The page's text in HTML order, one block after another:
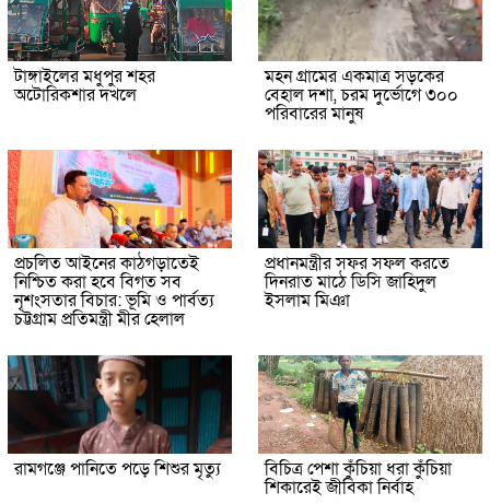
টাঙ্গাইলের মধুপুর শহর
অটোরিকশার দখলে
মহন গ্রামের একমাত্র সড়কের
বেহাল দশা, চরম দুর্ভোগে ৩০০
পরিবারের মানুষ
প্রচলিত আইনের কাঠগড়াতেই
নিশ্চিত করা হবে বিগত সব
নৃশংসতার বিচার: ভূমি ও পার্বত্য
চট্টগ্রাম প্রতিমন্ত্রী মীর হেলাল
প্রধানমন্ত্রীর সফর সফল করতে
দিনরাত মাঠে ডিসি জাহিদুল
ইসলাম মিঞা
রামগঞ্জে পানিতে পড়ে শিশুর মৃত্যু বিচিত্র পেশা কুঁচিয়া ধরা কুঁচিয়া
শিকারেই জীবিকা নির্বাহ